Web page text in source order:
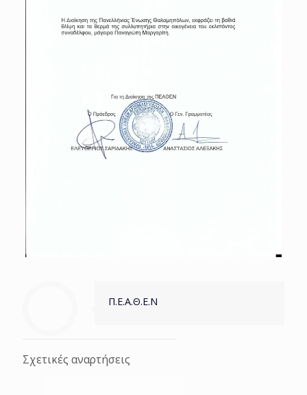
Π.Ε.Α.Θ.Ε.Ν
Σχετικές αναρτήσεις